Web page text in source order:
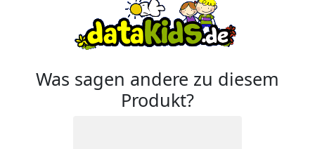
Was sagen andere zu diesem
Produkt?